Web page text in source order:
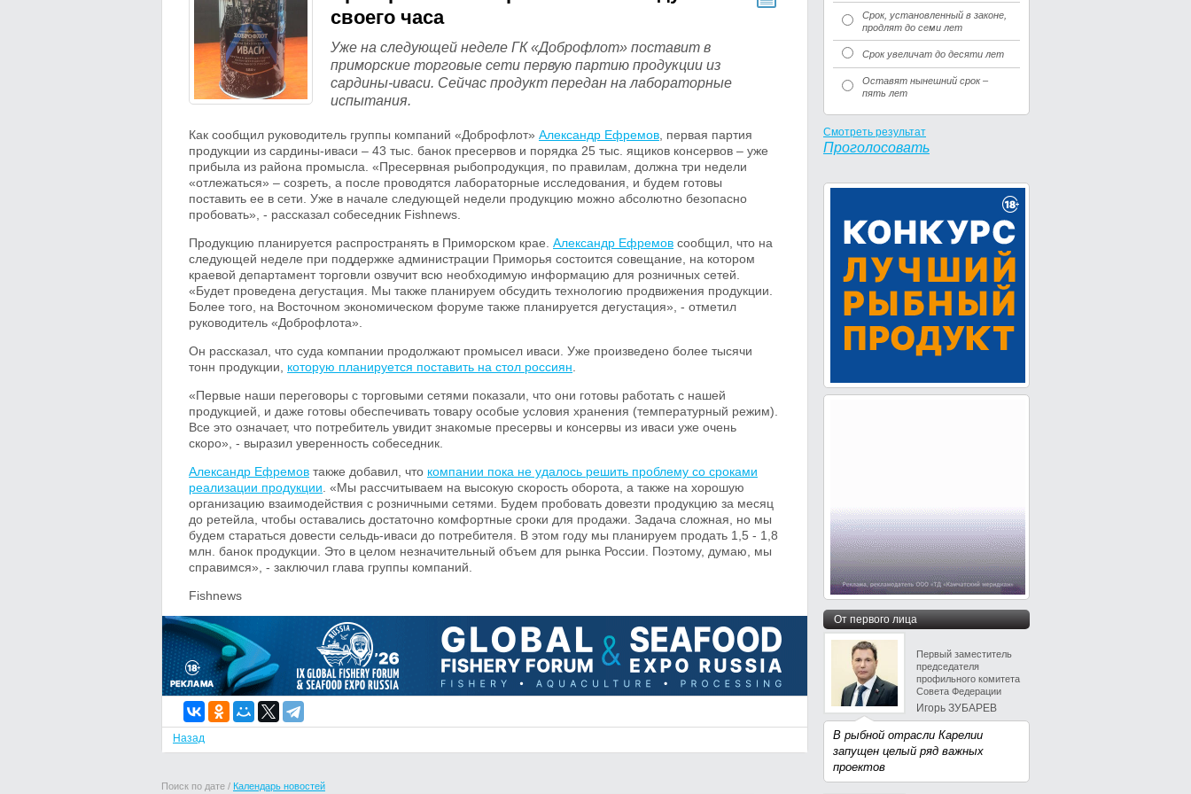
своего часа
Уже на следующей неделе ГК «Доброфлот» поставит в
приморские торговые сети первую партию продукции из
сардины-иваси. Сейчас продукт передан на лабораторные
испытания.
Как сообщил руководитель группы компаний «Доброфлот» Александр Ефремов , первая партия
продукции из сардины-иваси – 43 тыс. банок пресервов и порядка 25 тыс. ящиков консервов – уже
прибыла из района промысла. «Пресервная рыбопродукция, по правилам, должна три недели
«отлежаться» – созреть, а после проводятся лабораторные исследования, и будем готовы
поставить ее в сети. Уже в начале следующей недели продукцию можно абсолютно безопасно
пробовать», - рассказал собеседник Fishnews.
Продукцию планируется распространять в Приморском крае. Александр Ефремов сообщил, что на
следующей неделе при поддержке администрации Приморья состоится совещание, на котором
краевой департамент торговли озвучит всю необходимую информацию для розничных сетей.
«Будет проведена дегустация. Мы также планируем обсудить технологию продвижения продукции.
Более того, на Восточном экономическом форуме также планируется дегустация», - отметил
руководитель «Доброфлота».
Он рассказал, что суда компании продолжают промысел иваси. Уже произведено более тысячи
тонн продукции, которую планируется поставить на стол россиян
«Первые наши переговоры с торговыми сетями показали, что они готовы работать с нашей
продукцией, и даже готовы обеспечивать товару особые условия хранения (температурный режим).
Все это означает, что потребитель увидит знакомые пресервы и консервы из иваси уже очень
скоро», - выразил уверенность собеседник.
Александр Ефремов также добавил, что компании пока не удалось решить проблему со сроками
реализации продукции . «Мы рассчитываем на высокую скорость оборота, а также на хорошую
организацию взаимодействия с розничными сетями. Будем пробовать довезти продукцию за месяц
до ретейла, чтобы оставались достаточно комфортные сроки для продажи. Задача сложная, но мы
будем стараться довести сельдь-иваси до потребителя. В этом году мы планируем продать 1,5 - 1,8
млн. банок продукции. Это в целом незначительный объем для рынка России. Поэтому, думаю, мы
справимся», - заключил глава группы компаний.
Fishnews
Назад
Поиск по дате / Календарь новостей
Срок, установленный в законе,
продлят до семи лет
Срок увеличат до десяти лет
Оставят нынешний срок –
пять лет
Смотреть результат
Проголосовать
От первого лица
Первый заместитель
председателя
профильного комитета
Совета Федерации
Игорь ЗУБАРЕВ
В рыбной отрасли Карелии
запущен целый ряд важных
проектов